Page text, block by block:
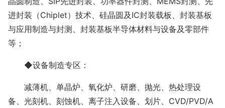
进封装（Chiplet）技术、硅晶圆及IC封装载板、封装基板
与应用制造与封测、封装基板半导体材料与设备及零部件
等；
◆设备制造专区：
减薄机、单晶炉、氧化炉、研磨、抛光、热处理设
备、光刻机、刻蚀机、离子注入设备、划片、 CVD/PVD/A